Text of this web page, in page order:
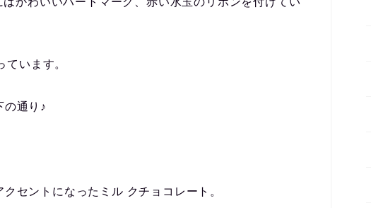
います。
の通り♪
セントになったミル クチョコレート。